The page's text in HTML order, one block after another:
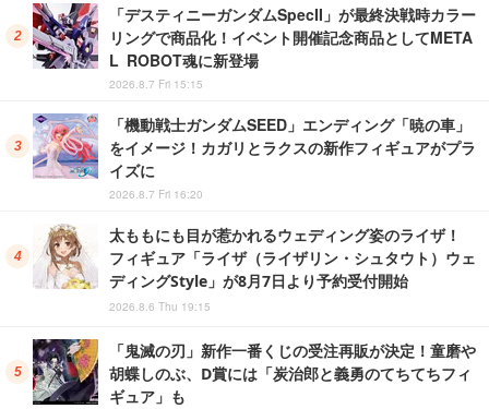
「デスティニーガンダムSpecII」が最終決戦時カラー
リングで商品化！イベント開催記念商品としてMETA
L ROBOT魂に新登場
2026.8.7 Fri 15:15
「機動戦士ガンダムSEED」エンディング「暁の車」
をイメージ！カガリとラクスの新作フィギュアがプラ
イズに
2026.8.7 Fri 16:20
太ももにも目が惹かれるウェディング姿のライザ！
フィギュア「ライザ（ライザリン・シュタウト）ウェ
ディングStyle」が8月7日より予約受付開始
2026.8.6 Thu 19:15
「鬼滅の刃」新作一番くじの受注再販が決定！童磨や
胡蝶しのぶ、D賞には「炭治郎と義勇のてちてちフィ
ギュア」も